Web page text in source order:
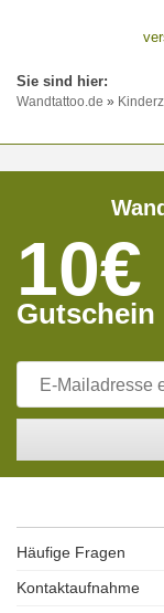
Wandtattoo.de »
10€
Gutschein
Häufige Fragen
Kontaktaufnahme